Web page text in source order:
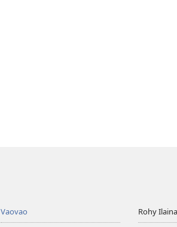
Vaovao Rohy Ilaina